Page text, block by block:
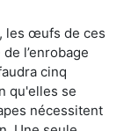
les œufs de ces
l’enrobage
cinq
qu'elles se
nécessitent